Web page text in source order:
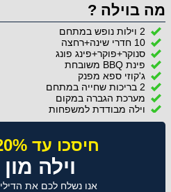
מה בוילה ?
2 וילות נופש במתחם
10 חדרי שינה+רחצה
סנוקר+פוקר+פינג פונג
פינת BBQ משובחת
ג'קוזי ספא מפנק
2 בריכות שחייה במתחם
מערכת הגברה במקום
וילה מבודדת למשפחות
חיסכו עד 20% בהזמנת
וילה
אנו נשלח לכם את